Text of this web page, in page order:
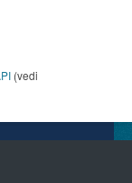
(vedi